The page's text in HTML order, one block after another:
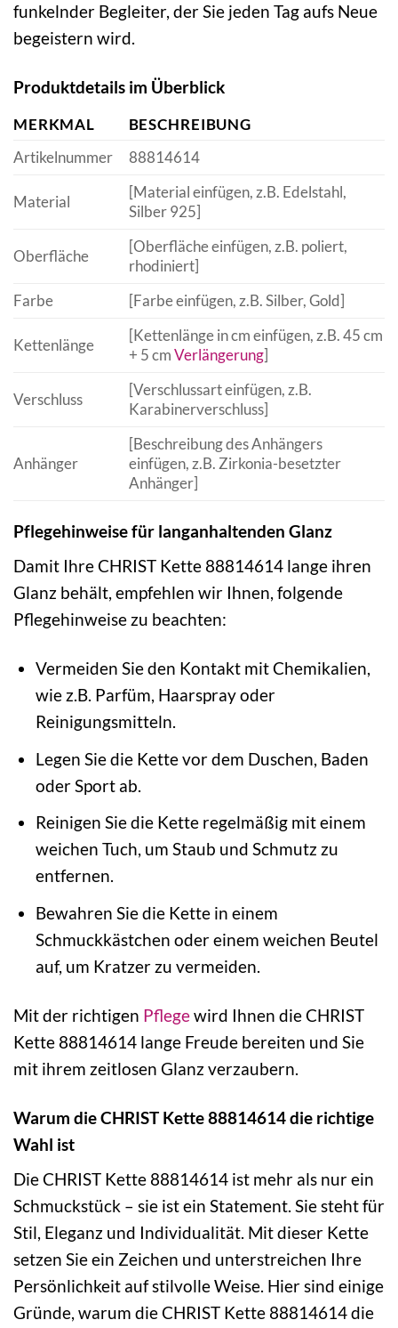
funkelnder Begleiter, der Sie jeden Tag aufs Neue
begeistern wird.
Produktdetails im Überblick
MERKMAL
BESCHREIBUNG
Artikelnummer
88814614
Material
[Material einfügen, z.B. Edelstahl,
Silber 925]
Oberfläche
[Oberfläche einfügen, z.B. poliert,
rhodiniert]
Farbe
[Farbe einfügen, z.B. Silber, Gold]
Kettenlänge
[Kettenlänge in cm einfügen, z.B. 45 cm
+ 5 cmVerlängerung]
Verschluss
[Verschlussart einfügen, z.B.
Karabinerverschluss]
Anhänger
[Beschreibung des Anhängers
einfügen, z.B. Zirkonia-besetzter
Anhänger]
Pflegehinweise für langanhaltenden Glanz
Damit Ihre CHRIST Kette 88814614 lange ihren
Glanz behält, empfehlen wir Ihnen, folgende
Pflegehinweise zu beachten:
Vermeiden Sie den Kontakt mit Chemikalien,
wie z.B. Parfüm, Haarspray oder
Reinigungsmitteln.
Legen Sie die Kette vor dem Duschen, Baden
oder Sport ab.
Reinigen Sie die Kette regelmäßig mit einem
weichen Tuch, um Staub und Schmutz zu
entfernen.
Bewahren Sie die Kette in einem
Schmuckkästchen oder einem weichen Beutel
auf, um Kratzer zu vermeiden.
Mit der richtigen Pflegewird Ihnen die CHRIST
Kette 88814614 lange Freude bereiten und Sie
mit ihrem zeitlosen Glanz verzaubern.
Warum die CHRIST Kette 88814614 die richtige
Wahl ist
Die CHRIST Kette 88814614 ist mehr als nur ein
Schmuckstück – sie ist ein Statement. Sie steht für
Stil, Eleganz und Individualität. Mit dieser Kette
setzen Sie ein Zeichen und unterstreichen Ihre
Persönlichkeit auf stilvolle Weise. Hier sind einige
Gründe, warum die CHRIST Kette 88814614 die